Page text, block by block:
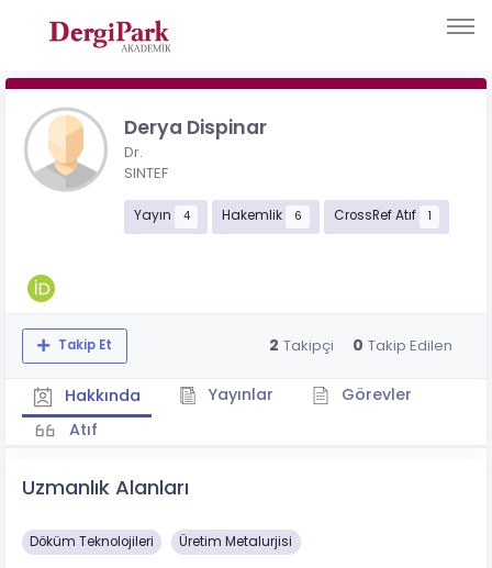
Derya Dispinar
Dr.
SINTEF
Yayın 4 Hakemlik 6 CrossRef Atıf 1
Takip Et 2 Takipçi 0 Takip Edilen
Hakkında Yayınlar
Görevler
Atıf
Uzmanlık Alanları
Döküm Teknolojileri Üretim Metalurjisi